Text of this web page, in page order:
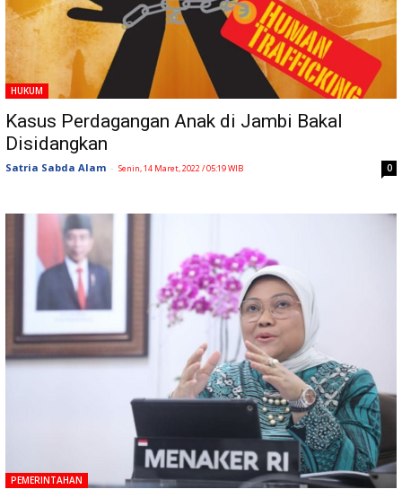
HUKUM
Kasus Perdagangan Anak di Jambi Bakal
Disidangkan
Satria Sabda Alam - Senin, 14 Maret, 2022 / 05:19 WIB 0
PEMERINTAHAN